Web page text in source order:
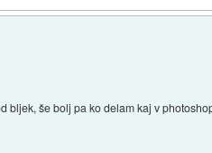
bljek, še bolj pa ko delam kaj v